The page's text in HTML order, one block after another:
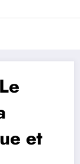
football
et